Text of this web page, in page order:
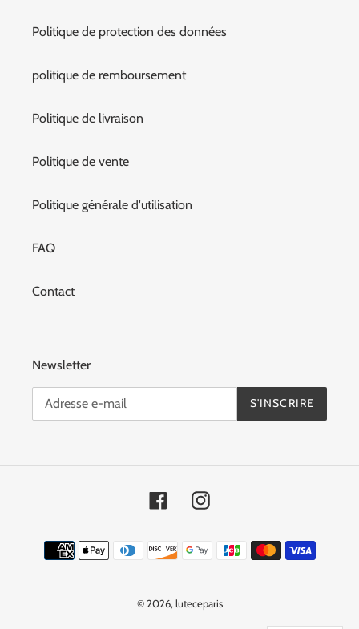
Politique de protection des données
politique de remboursement
Politique de livraison
Politique de vente
Politique générale d'utilisation
FAQ
Contact
Newsletter
S'INSCRIRE
FacebookInstagram
Moyens
de
© 2026, luteceparis